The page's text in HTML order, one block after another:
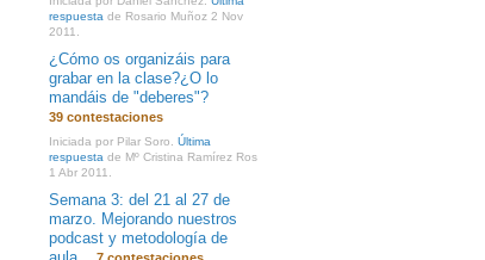
respuesta de Rosario Muñoz 2 Nov
2011.
¿Cómo os organizáis para
grabar en la clase?¿O lo
mandáis de "deberes"?
39 contestaciones
Iniciada por Pilar Soro. Última
respuesta de Mº Cristina Ramírez Ros
1 Abr 2011.
Semana 3: del 21 al 27 de
marzo. Mejorando nuestros
podcast y metodología de